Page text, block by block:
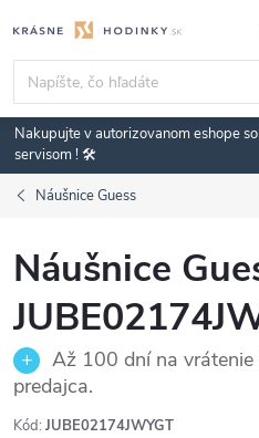
na
obsah
Nakupujte v autorizovanom eshope
servisom ! 🛠️
Náušnice Guess
Náušnice
Až 100 dní na
predajca.
Kód: JUBE02174JWYGT